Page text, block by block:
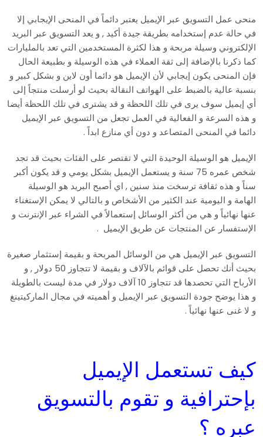
منحى عمل التسويق عبر الإيميل يعتبر دائماً في المنحى الإيجابي إلا
في حالة عدم إستخدامه بطريقة جيدة أكيد , و يعد التسويق عبر البريد
الإلكتروني وسيلة مربحة و هذا لكثرة المستخدمين التي تعد بالمليارات
كما ذكرنا بالإضافة إلى ثقة العملاء في هذه الوسيلة و بطبيعة الحال
فإن المنحى يكون إيجابي لأن الإيميل هو دائما أون لاين و بشكل كبير و
بنسبة عالية بالضبط على الهواتف النقالة بحيث لو أرسلت منتجاً إلى
أي إيميل سوف يرى في تلك اللحظة و قد يشترى في تلك اللحظة أيضا
و هذه السرعة و الفعالية في العمل تجعل من التسويق عبر الإيميل
دائما في المنحى المتصاعد و دون أي منازع ابداً .
الإيميل هو الوسيلة الوحيدة التي لا تقتصر على الفئات بحيث قد تجد
شخص عمره 75 سنة و يستعمل الإيميل بشكل يومي و قد يكون أكبر
سناً و هذه ثقافة ترسخت منذ سنين , اي أصبح البريد هو الوسيلة
الهامة و اليومية عند الكثير من الأشخاص و بالتالي لا يمكن الإستغناء
عنها نهائياً و هي من أكثر الوسائل إستعمالاً في الشراء عبر الإنترنت و
الإستفسار عن المنتجات عن طريق الإيميل .
التسويق عبر الإيميل هي من الوسائل المربحة و بقيمة إستثمار صغيرة
بحيث أنك تحصل على قوائم بالآلاف و بقيمة لا تتجاوز 50 دولار , و
الأرباح التي تحصدها قد تتجاوز 10 آلاف دولار في مدة ليست بالطويلة
و هذا يوضح جودة التسويق عبر الإيميل و أهميته في مجال الماركيتينغ
و لا غنى عنها نهائياً .
كيف تستعمل الإيميل
بإحترافية و تقوم بالتسويق
عبره ؟